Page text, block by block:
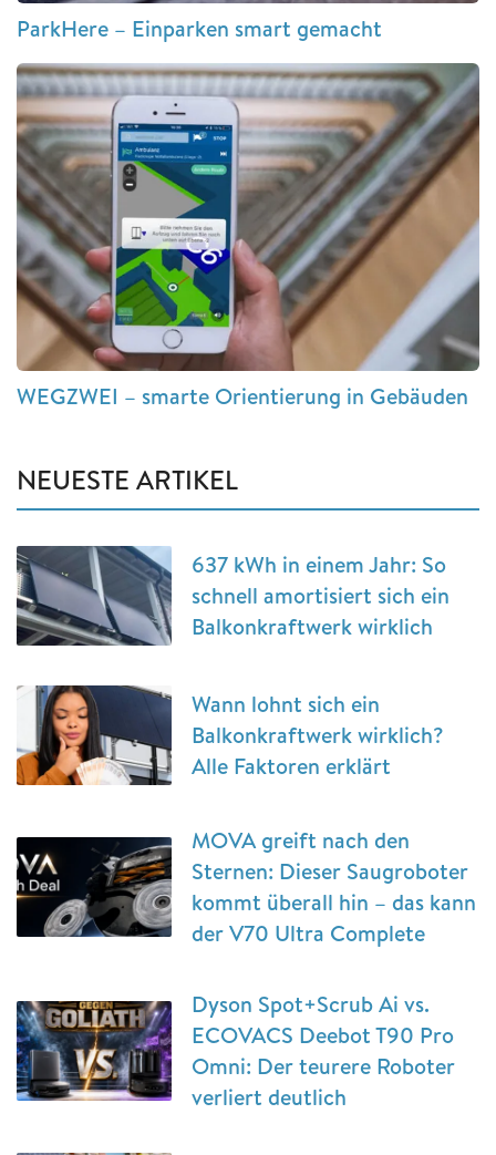
ParkHere – Einparken smart gemacht
WEGZWEI – smarte Orientierung in Gebäuden
NEUESTE ARTIKEL
637 kWh in einem Jahr: So
schnell amortisiert sich ein
Balkonkraftwerk wirklich
Wann lohnt sich ein
Balkonkraftwerk wirklich?
Alle Faktoren erklärt
MOVA greift nach den
Sternen: Dieser Saugroboter
kommt überall hin – das kann
der V70 Ultra Complete
Dyson Spot+Scrub Ai vs.
ECOVACS Deebot T90 Pro
Omni: Der teurere Roboter
verliert deutlich